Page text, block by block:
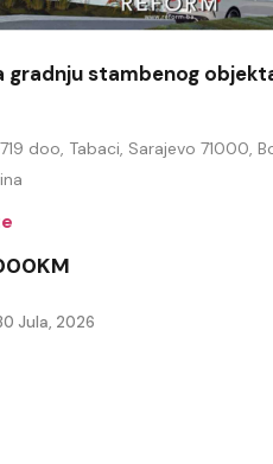
gradnju stambenog
doo, Tabaci, Sarajevo 71000,
Jula, 2026